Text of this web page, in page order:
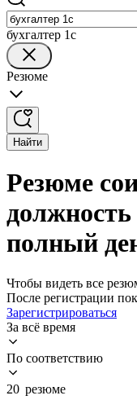
бухгалтер 1c
Резюме
Найти
Резюме
должность
полный
Чтобы видеть все
После регистрации
Зарегистрироваться
За всё время
По соответствию
20 резюме